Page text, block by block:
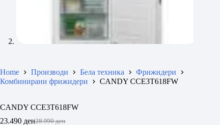
Home Производи Бела техника
Фрижидери
Комбинирани фрижидери
CANDY CCE3T618FW
CANDY CCE3T618FW
28.990ден
23.490 ден